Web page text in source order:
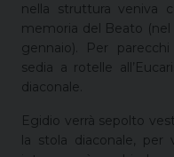
nella struttura veniva
memoria del Beato (nel
gennaio). Per
sedia a rotelle
diaconale.
Egidio verrà sepolto
la stola diaconale, per